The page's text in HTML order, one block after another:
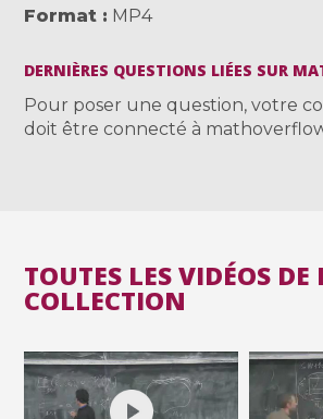
Format
MP4
DERNIÈRES QUESTIONS LIÉES SUR
Pour poser une question, votre
doit être connecté à
TOUTES LES VIDÉOS DE
COLLECTION